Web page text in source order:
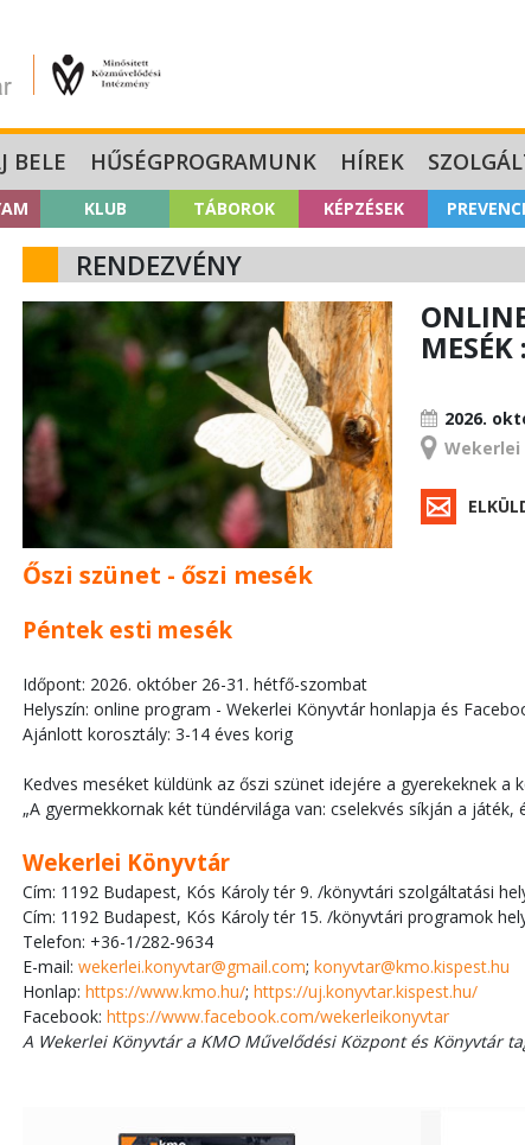
BELE HŰSÉGPROGRAMUNK HÍREK
KLUB TÁBOROK KÉPZÉSEK
RENDEZVÉNY
2026.
Őszi szünet - őszi mesék
Péntek esti mesék
Időpont: 2026. október 26-31. hétfő-szombat
Helyszín: online program - Wekerlei Könyvtár honlapja és
Ajánlott korosztály: 3-14 éves korig
Kedves meséket küldünk az őszi szünet idejére a gyerekeknek a
„A gyermekkornak két tündérvilága van: cselekvés síkján a játék,
Wekerlei Könyvtár
Cím: 1192 Budapest, Kós Károly tér 9. /könyvtári szolgáltatási
Cím: 1192 Budapest, Kós Károly tér 15. /könyvtári programok
Telefon: +36-1/282-9634
E-mail: wekerlei.konyvtar@gmail.com; konyvtar@kmo.kispest.hu
Honlap: https://www.kmo.hu/; https://uj.konyvtar.kispest.hu/
Facebook: https://www.facebook.com/wekerleikonyvtar
A Wekerlei Könyvtár a KMO Művelődési Központ és Könyvtár